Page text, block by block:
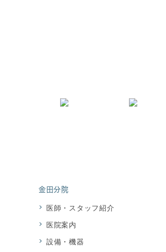
金田分院
医師・スタッフ紹介
医院案内
設備・機器